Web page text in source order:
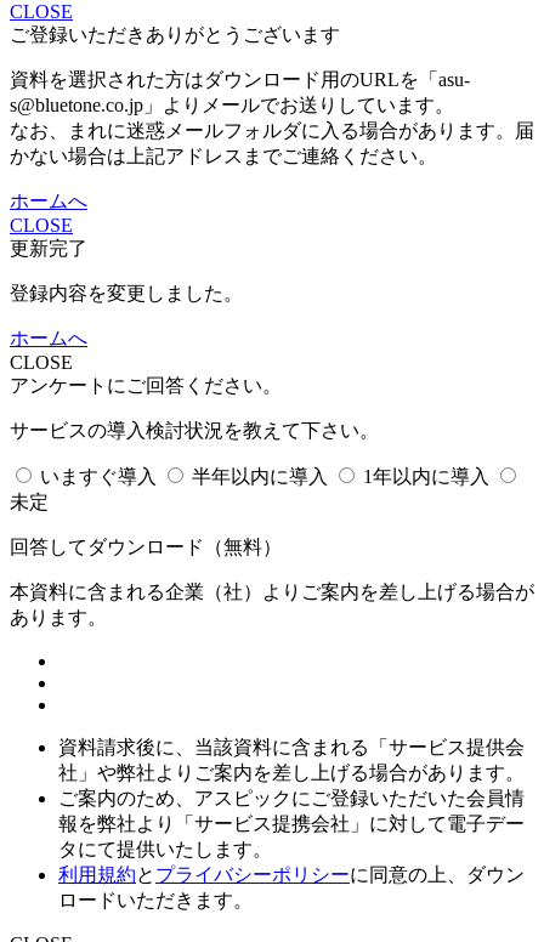
CLOSE
ご登録いただきありがとうございます
資料を選択された方はダウンロード用のURLを「asu-
s@bluetone.co.jp」よりメールでお送りしています。
なお、まれに迷惑メールフォルダに入る場合があります。届
かない場合は上記アドレスまでご連絡ください。
ホームへ
CLOSE
更新完了
登録内容を変更しました。
ホームへ
CLOSE
アンケートにご回答ください。
サービスの導入検討状況を教えて下さい。
いますぐ導入 半年以内に導入
1年以内に導入
未定
回答してダウンロード （無料）
本資料に含まれる企業（社）よりご案内を差し上げる場合が
あります。
資料請求後に、当該資料に含まれる「サービス提供会
社」や弊社よりご案内を差し上げる場合があります。
ご案内のため、アスピックにご登録いただいた会員情
報を弊社より「サービス提携会社」に対して電子デー
タにて提供いたします。
利用規約と プライバシーポリシーに同意の上、ダウン
ロードいただきます。